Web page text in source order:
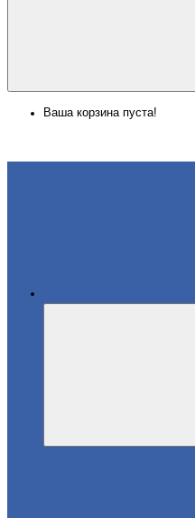
Ваша корзина пуста!